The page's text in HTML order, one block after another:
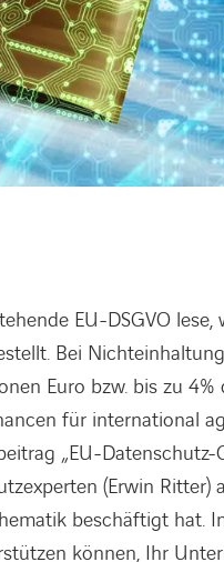
EU-DSGVO
Bei
Euro bzw. bis zu
für international
„EU-
(Erwin Ritter)
beschäftigt hat.
können, Ihr